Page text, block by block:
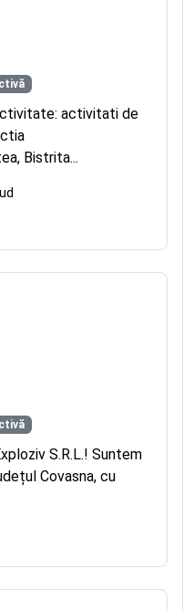
activitati de
Bistrita...
S.R.L.! Suntem
Covasna, cu